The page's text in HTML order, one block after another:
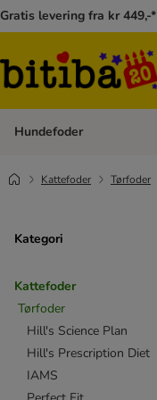
Gratis levering fra kr 449,-*
Hundefoder
Kattefoder Tørfoder
Kategori
Kattefoder
Tørfoder
Hill's Science Plan
Hill's Prescription Diet
IAMS